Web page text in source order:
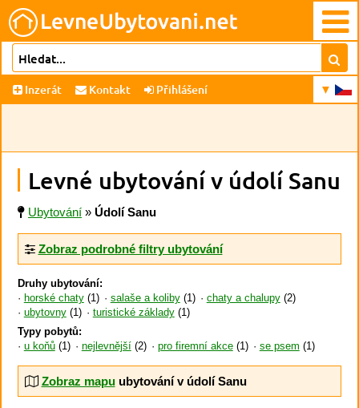
Inzerát Kontakt Přihlášení
Levné ubytování v údolí Sanu
Ubytování » Údolí Sanu
Zobraz podrobné filtry ubytování
Druhy ubytování:
horské chaty(1) salaše a koliby(1) chaty a chalupy(2)
ubytovny(1) turistické základy(1)
Typy pobytů:
u koňů(1) nejlevnější (2) pro firemní akce(1) se psem (1)
Zobraz mapuubytování v údolí Sanu